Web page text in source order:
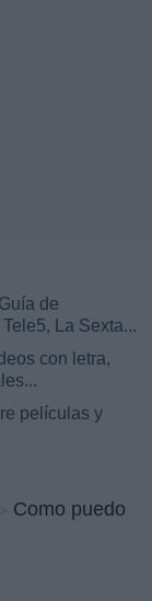
de
La Sexta...
con letra,
películas y
Como puedo